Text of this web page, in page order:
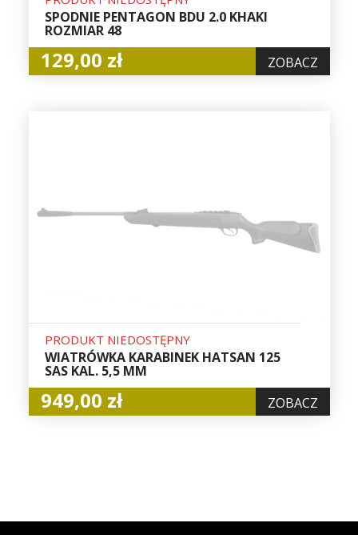
SPODNIE PENTAGON BDU 2.0 KHAKI
ROZMIAR 48
129,00 zł ZOBACZ
PRODUKT NIEDOSTĘPNY
WIATRÓWKA KARABINEK HATSAN 125
SAS KAL. 5,5 MM
949,00 zł ZOBACZ